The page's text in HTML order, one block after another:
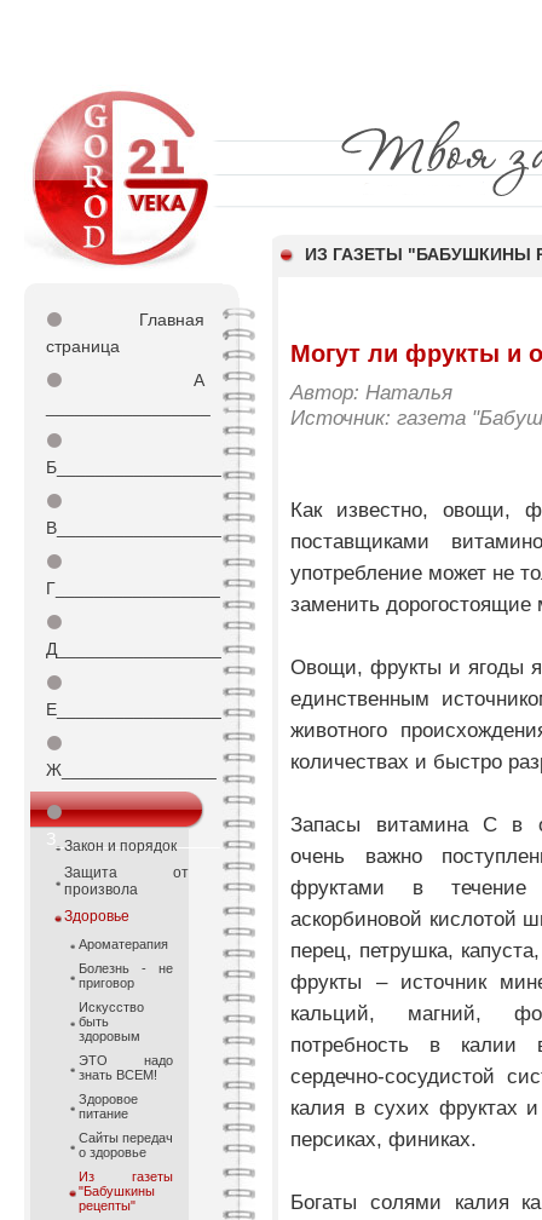
ИЗ ГАЗЕТЫ "БАБУШКИНЫ
⚫
Главная
страница
⚫
А
⚫
Б_________________
⚫
В_________________
⚫
Г_________________
⚫
Д_________________
⚫
Е_________________
⚫
Ж________________
⚫
З_________________
Закон и порядок
Защита от
произвола
Здоровье
Ароматерапия
Болезнь - не
приговор
Искусство
быть
здоровым
ЭТО надо
знать ВСЕМ!
Здоровое
питание
Сайты передач
о здоровье
Из газеты
"Бабушкины
рецепты"
Могут ли фрукты и
Автор: Наталья
Источник: газета
Как известно, овощи,
поставщиками
употребление может не
заменить
Овощи, фрукты и ягоды
единственным
животного
количествах и быстро
Запасы витамина С в
очень важно
фруктами в
аскорбиновой кислотой
перец, петрушка,
фрукты – источник
кальций, магний,
потребность в калии
сердечно-сосудистой
калия в сухих фруктах
персиках, финиках.
Богаты солями калия